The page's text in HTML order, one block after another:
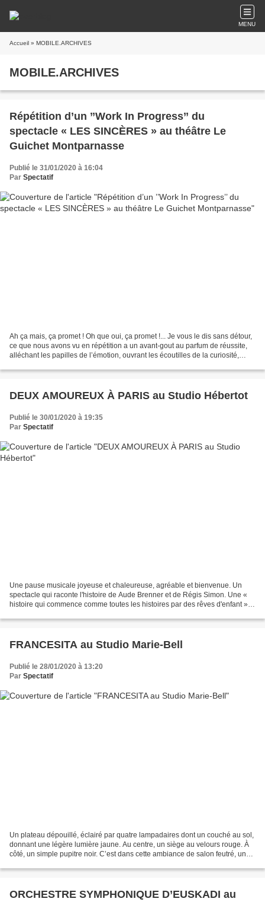
MENU
Accueil » MOBILE.ARCHIVES
MOBILE.ARCHIVES
Répétition d’un ’’Work In Progress’’ du
spectacle « LES SINCÈRES » au théâtre Le
Guichet Montparnasse
Publié le 31/01/2020 à 16:04
Par Spectatif
Ah ça mais, ça promet ! Oh que oui, ça promet !... Je vous le dis sans détour,
ce que nous avons vu en répétition a un avant-gout au parfum de réussite,
alléchant les papilles de l’émotion, ouvrant les écoutilles de la curiosité,
DEUX AMOUREUX À PARIS au Studio Hébertot
Publié le 30/01/2020 à 19:35
Par Spectatif
Une pause musicale joyeuse et chaleureuse, agréable et bienvenue. Un
spectacle qui raconte l'histoire de Aude Brenner et de Régis Simon. Une «
histoire qui commence comme toutes les histoires par des rêves d'enfant ».
FRANCESITA au Studio Marie-Bell
Publié le 28/01/2020 à 13:20
Par Spectatif
Un plateau dépouillé, éclairé par quatre lampadaires dont un couché au sol,
donnant une légère lumière jaune. Au centre, un siège au velours rouge. À
côté, un simple pupitre noir. C’est dans cette ambiance de salon feutré, un
ORCHESTRE SYMPHONIQUE D’EUSKADI au